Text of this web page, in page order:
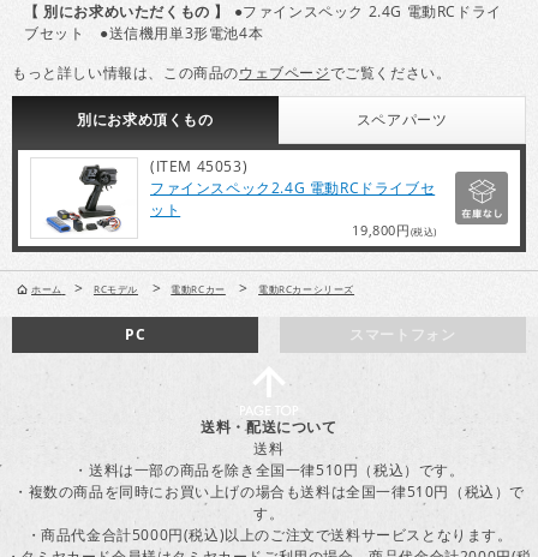
【 別にお求めいただくもの 】
●ファインスペック 2.4G 電動RCドライ
ブセット ●送信機用単3形電池4本
もっと詳しい情報は、この商品のウェブページでご覧ください。
別にお求め頂くもの スペアパーツ
(ITEM 45053)
ファインスペック2.4G 電動RCドライブセ
ット
19,800円(税込)
ホーム > RCモデル > 電動RCカー > 電動RCカーシリーズ
スマートフォン
PC
送料・配送について
送料
・送料は一部の商品を除き全国一律510円（税込）です。
・複数の商品を同時にお買い上げの場合も送料は全国一律510円（税込）で
す。
・商品代金合計5000円(税込)以上のご注文で送料サービスとなります。